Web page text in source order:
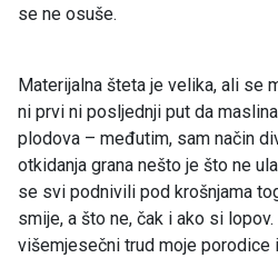
se ne osuše.
Materijalna šteta je velika, ali se
ni prvi ni posljednji put da
plodova – međutim, sam način
otkidanja grana nešto je što ne
se svi podnivili pod krošnjama
smije, a što ne, čak i ako si
višemjesečni trud moje porodice